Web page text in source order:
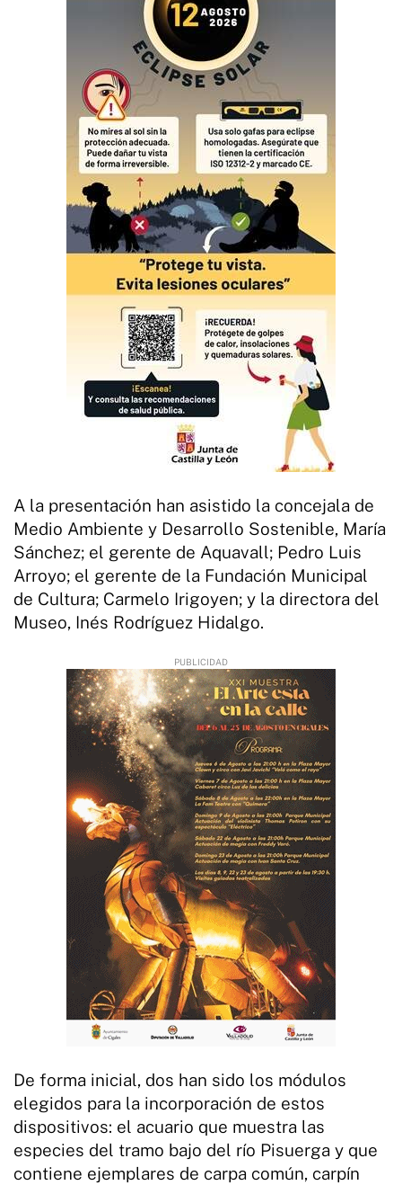
A la presentación han asistido la concejala de
Medio Ambiente y Desarrollo Sostenible, María
Sánchez; el gerente de Aquavall; Pedro Luis
Arroyo; el gerente de la Fundación Municipal
de Cultura; Carmelo Irigoyen; y la directora del
Museo, Inés Rodríguez Hidalgo.
De forma inicial, dos han sido los módulos
elegidos para la incorporación de estos
dispositivos: el acuario que muestra las
especies del tramo bajo del río Pisuerga y que
contiene ejemplares de carpa común, carpín